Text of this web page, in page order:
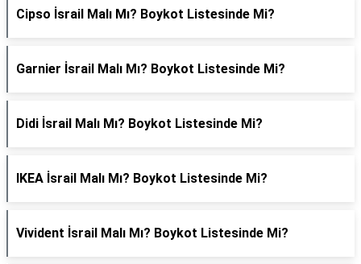
Cipso İsrail Malı Mı? Boykot Listesinde Mi?
Garnier İsrail Malı Mı? Boykot Listesinde Mi?
Didi İsrail Malı Mı? Boykot Listesinde Mi?
IKEA İsrail Malı Mı? Boykot Listesinde Mi?
Vivident İsrail Malı Mı? Boykot Listesinde Mi?